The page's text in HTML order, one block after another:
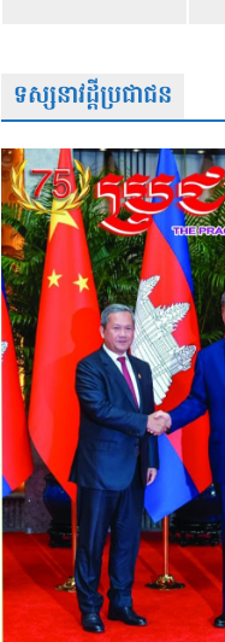
ទស្សនាវដ្តីប្រជាជន